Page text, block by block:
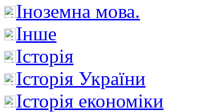
Іноземна мова.
Інше
Історія
Історія України
Історія економіки